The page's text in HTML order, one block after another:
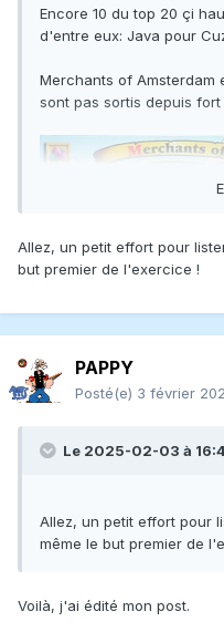
Encore 10 du top 20 çi
d'entre eux: Java pour
Merchants of Amsterdam
sont pas sortis depuis fort
Allez, un petit effort pour
but premier de l'exercice !
PAPPY
Posté(e) 3 février
Le 2025-02-03 à
Allez, un petit effort pour
même le but premier de
Voilà, j'ai édité mon post.